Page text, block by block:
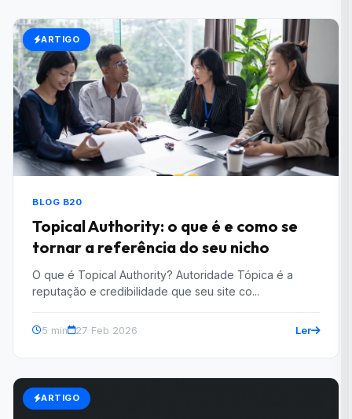
ARTIGO
BLOG B20
Topical Authority: o que é e como se
tornar a referência do seu nicho
O que é Topical Authority? Autoridade Tópica é a
reputação e credibilidade que seu site co...
5 min 27 Feb 2026 Ler
ARTIGO